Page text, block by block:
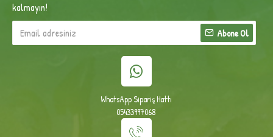
kalmayın!
Abone Ol
WhatsApp Sipariş Hattı
05433997068